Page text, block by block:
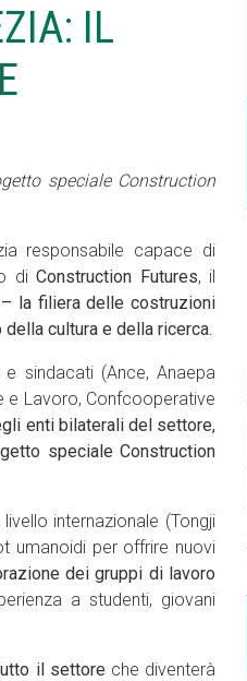
IL
speciale Construction
responsabile capace di
di Construction Futures, il
– la filiera delle costruzioni
della cultura e della ricerca.
sindacati (Ance, Anaepa
e Lavoro, Confcooperative
enti bilaterali del settore,
speciale Construction
internazionale (Tongji
umanoidi per offrire nuovi
dei gruppi di lavoro
a studenti, giovani
il settore che diventerà